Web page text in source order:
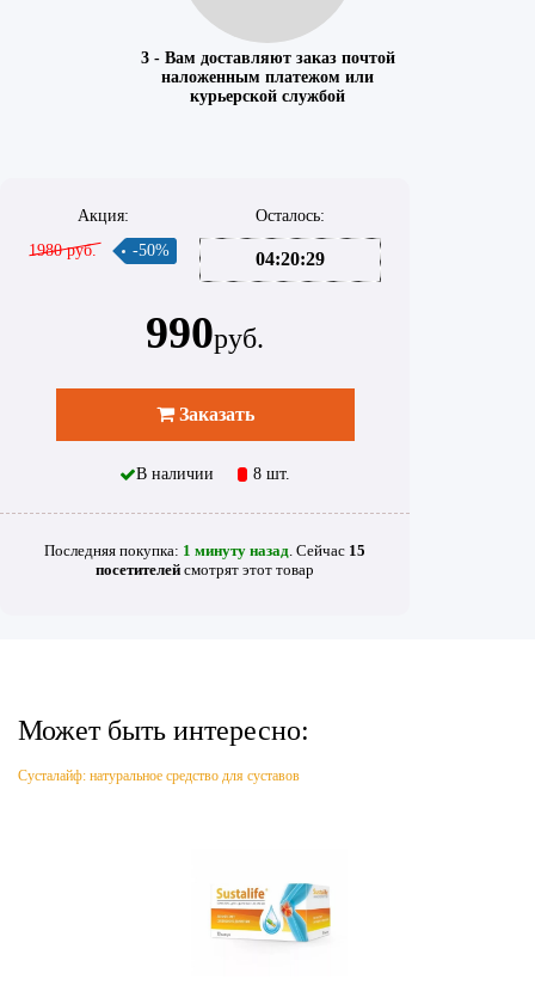
3 - Вам доставляют заказ почтой
наложенным платежом или
курьерской службой
Акция:
1980 руб.
-50%
Осталось:
04:20:29
990руб.
Заказать
В наличии 8 шт.
Последняя покупка: 1 минуту назад. Сейчас 15
посетителей смотрят этот товар
Может быть интересно:
Сусталайф: натуральное средство для суставов